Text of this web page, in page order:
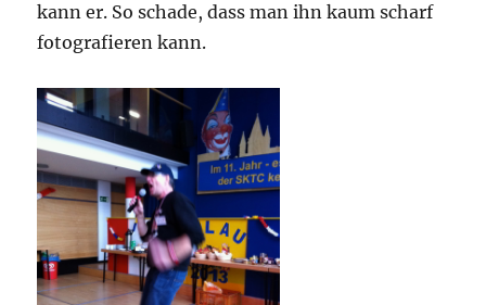
kann er. So schade, dass man ihn kaum scharf
fotografieren kann.